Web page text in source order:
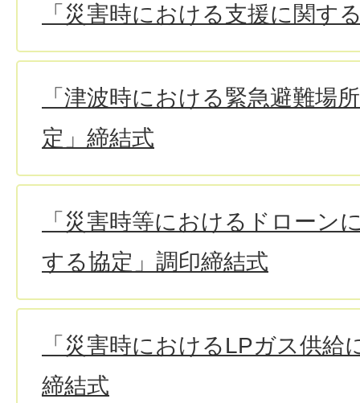
「災害時における支援に関す
「津波時における緊急避難場
定」締結式
「災害時等におけるドローン
する協定」調印締結式
「災害時におけるLPガス供給
締結式